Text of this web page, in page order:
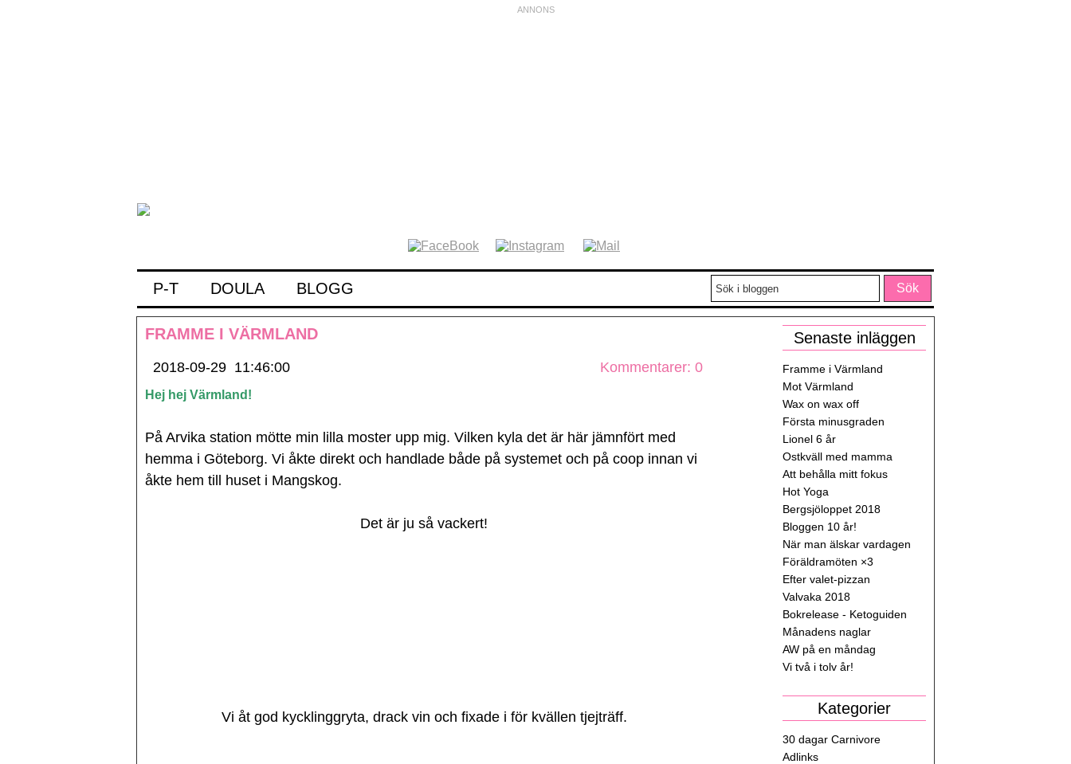
P-T DOULA BLOGG
FRAMME I VÄRMLAND
2018-09-29 11:46:00 Kommentarer: 0
Hej hej Värmland!
På Arvika station mötte min lilla moster upp mig. Vilken kyla det är här jämnfört med
hemma i Göteborg. Vi åkte direkt och handlade både på systemet och på coop innan vi
åkte hem till huset i Mangskog.
Det är ju så vackert!
Vi åt god kycklinggryta, drack vin och fixade i för kvällen tjejträff.
Senaste inläggen
Framme i Värmland
Mot Värmland
Wax on wax off
Första minusgraden
Lionel 6 år
Ostkväll med mamma
Att behålla mitt fokus
Hot Yoga
Bergsjöloppet 2018
Bloggen 10 år!
När man älskar vardagen
Föräldramöten ×3
Efter valet-pizzan
Valvaka 2018
Bokrelease - Ketoguiden
Månadens naglar
AW på en måndag
Vi två i tolv år!
Kategorier
30 dagar Carnivore
Adlinks